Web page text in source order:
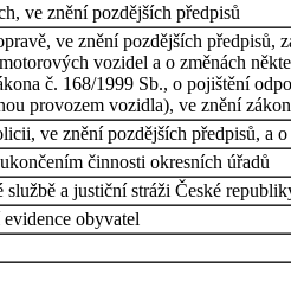
ve znění pozdějších předpisů
ve znění pozdějších
vozidel a o změnách
č. 168/1999 Sb., o pojištění
provozem vozidla), ve znění
ve znění pozdějších předpisů, a
činnosti okresních úřadů
a justiční stráži České
obyvatel